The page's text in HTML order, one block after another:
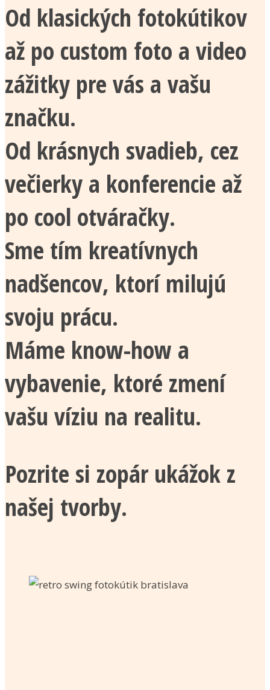
Od klasických fotokútikov
až po custom foto a video
zážitky pre vás a vašu
značku.
Od krásnych svadieb, cez
večierky a konferencie až
po cool otváračky.
Sme tím kreatívnych
nadšencov, ktorí milujú
svoju prácu.
Máme know-how a
vybavenie, ktoré zmení
vašu víziu na realitu.
Pozrite si zopár ukážok z
našej tvorby.